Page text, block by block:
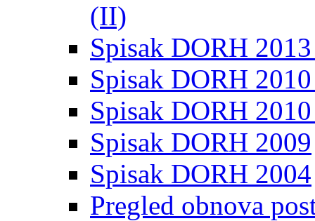
(II)
Spisak DORH
Spisak DORH
Spisak DORH
Spisak DORH 2009
Spisak DORH 2004
Pregled obnova